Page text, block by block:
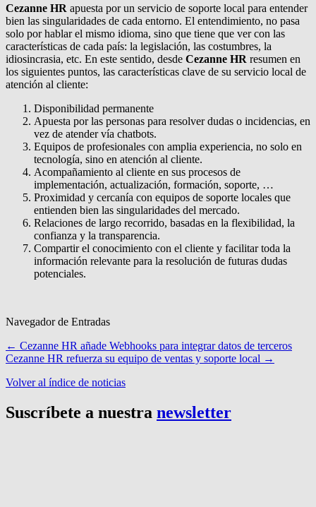
Cezanne HR apuesta por un servicio de soporte local para entender
bien las singularidades de cada entorno. El entendimiento, no pasa
solo por hablar el mismo idioma, sino que tiene que ver con las
características de cada país: la legislación, las costumbres, la
idiosincrasia, etc. En este sentido, desde Cezanne HR resumen en
los siguientes puntos, las características clave de su servicio local de
atención al cliente:
Disponibilidad permanente
Apuesta por las personas para resolver dudas o incidencias, en
vez de atender vía chatbots.
Equipos de profesionales con amplia experiencia, no solo en
tecnología, sino en atención al cliente.
Acompañamiento al cliente en sus procesos de
implementación, actualización, formación, soporte, …
Proximidad y cercanía con equipos de soporte locales que
entienden bien las singularidades del mercado.
Relaciones de largo recorrido, basadas en la flexibilidad, la
confianza y la transparencia.
Compartir el conocimiento con el cliente y facilitar toda la
información relevante para la resolución de futuras dudas
potenciales.
Navegador de Entradas
← Cezanne HR añade Webhooks para integrar datos de terceros
Cezanne HR refuerza su equipo de ventas y soporte local →
Volver al índice de noticias
Suscríbete a nuestra newsletter